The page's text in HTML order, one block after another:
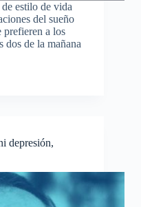
estilo de vida
del sueño
prefieren a los
dos de la mañana
depresión,